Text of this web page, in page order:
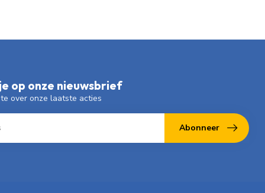
op onze nieuwsbrief
over onze laatste acties
Abonneer